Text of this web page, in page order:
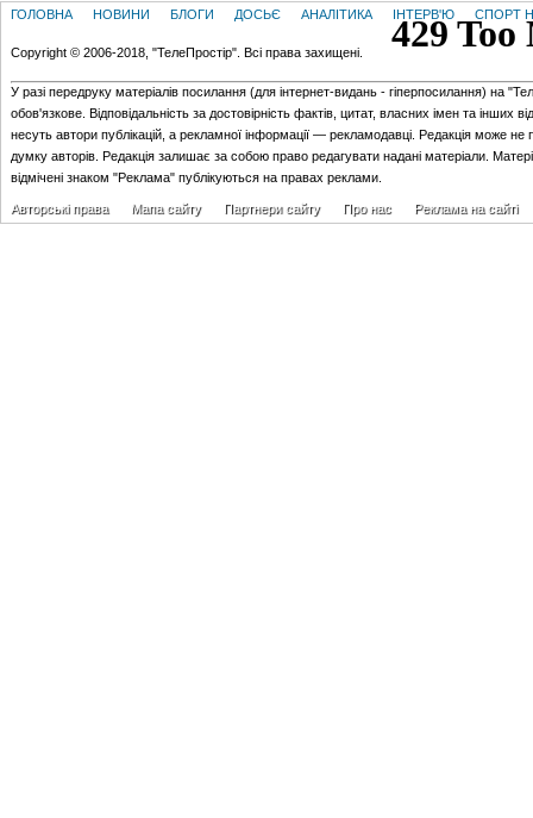
ГОЛОВНА НОВИНИ БЛОГИ ДОСЬЄ АНАЛІТИКА ІНТЕРВ'Ю СПОРТ
Copyright © 2006-2018, "ТелеПростір". Всі права захищені.
У разі передруку матеріалів посилання (для iнтернет-видань - гiперпосилання) на
обов'язкове. Відповідальність за достовірність фактів, цитат, власних імен та інших
несуть автори публікацій, а рекламної інформації — рекламодавці. Редакція може не
думку авторів. Редакція залишає за собою право редагувати надані матеріали.
відмічені знаком "Реклама" публікуються на правах реклами.
Авторські права Мапа сайту Партнери сайту Про нас Реклама на сайті